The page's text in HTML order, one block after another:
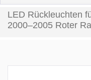
LED Rückleuchten
2000–2005 Roter